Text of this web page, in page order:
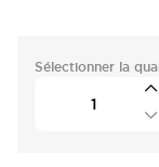
Sélectionner la